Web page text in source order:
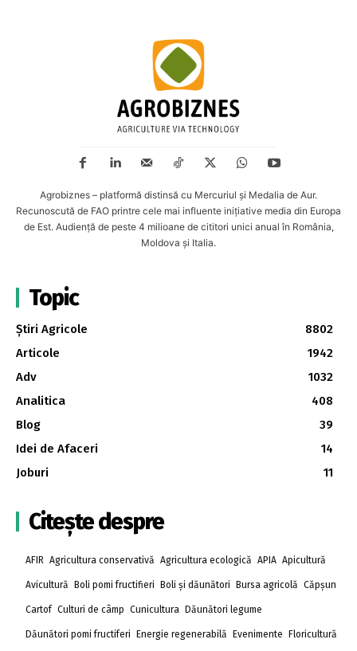
Agrobiznes – platformă distinsă cu Mercuriul și Medalia de Aur.
Recunoscută de FAO printre cele mai influente inițiative media din Europa
de Est. Audiență de peste 4 milioane de cititori unici anual în România,
Moldova și Italia.
Topic
Știri Agricole
8802
Articole
1942
Adv
1032
Analitica
408
Blog
39
Idei de Afaceri
14
Joburi
11
Citește despre
AFIR Agricultura conservativă Agricultura ecologică APIA Apicultură
Avicultură Boli pomi fructifieri Boli și dăunători Bursa agricolă Căpșun
Cartof Culturi de câmp Cunicultura Dăunători legume
Dăunători pomi fructiferi Energie regenerabilă Evenimente Floricultură